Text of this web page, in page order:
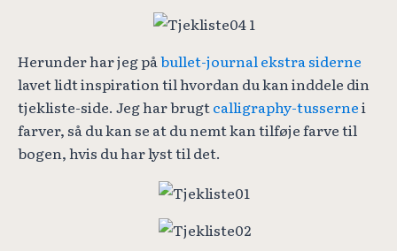
Herunder har jeg påbullet-journal ekstra siderne
lavet lidt inspiration til hvordan du kan inddele din
tjekliste-side. Jeg har brugtcalligraphy-tussernei
farver, så du kan se at du nemt kan tilføje farve til
bogen, hvis du har lyst til det.